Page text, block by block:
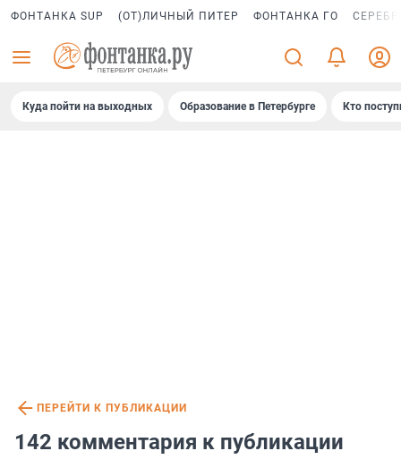
ФОНТАНКА SUP (ОТ)ЛИЧНЫЙ ПИТЕР ФОНТАНКА ГО
Куда пойти на выходных Образование в Петербурге Кто
ПЕРЕЙТИ К ПУБЛИКАЦИИ
142 комментария к публикации